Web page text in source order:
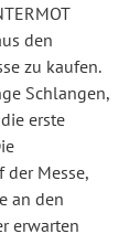
den
zu kaufen.
Schlangen,
erste
der Messe,
an den
erwarten